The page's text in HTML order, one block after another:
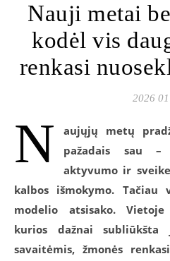
Nauji metai
kodėl vis
renkasi
2026
N
aujųjų metų
pažadais sau
aktyvumo ir
kalbos išmokymo. Tačiau
modelio atsisako.
kurios dažnai subliūkšta
savaitėmis, žmonės